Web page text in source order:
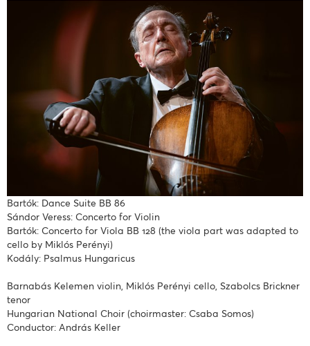
Bartók: Dance Suite BB 86
Sándor Veress: Concerto for Violin
Bartók: Concerto for Viola BB 128 (the viola part was adapted to
cello by Miklós Perényi)
Kodály: Psalmus Hungaricus
Barnabás Kelemen violin, Miklós Perényi cello, Szabolcs Brickner
tenor
Hungarian National Choir (choirmaster: Csaba Somos)
Conductor: András Keller